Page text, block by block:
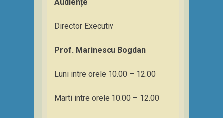
Audiențe
Director Executiv
Prof. Marinescu Bogdan
Luni intre orele 10.00 – 12.00
Marti intre orele 10.00 – 12.00